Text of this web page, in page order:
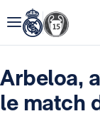
Arbeloa,
le match